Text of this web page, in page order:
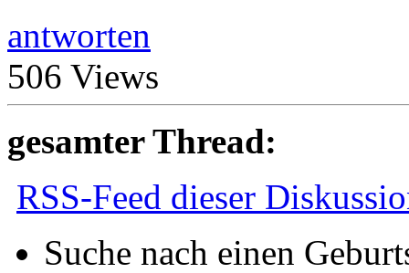
antworten
506 Views
gesamter Thread:
RSS-Feed dieser
Suche nach einen